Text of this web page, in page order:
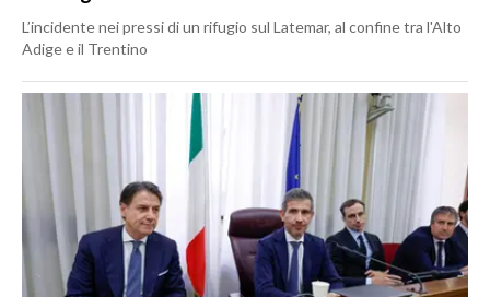
L’incidente nei pressi di un rifugio sul Latemar, al confine tra l'Alto
Adige e il Trentino